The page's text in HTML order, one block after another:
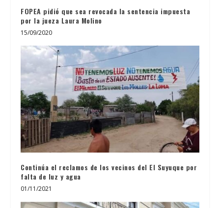
FOPEA pidió que sea revocada la sentencia impuesta
por la jueza Laura Molino
15/09/2020
Continúa el reclamos de los vecinos del El Suyuque por
falta de luz y agua
01/11/2021